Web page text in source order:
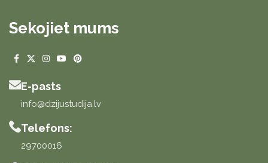
Sekojiet mums
E-pasts
info@dzijustudija.lv
Telefons:
29700016